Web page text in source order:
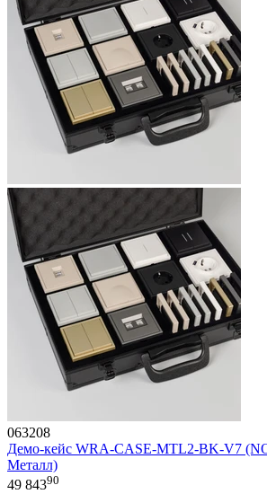
063208
Демо-кейс WRA-CASE-MTL2-BK-V7
Металл)
49 84390